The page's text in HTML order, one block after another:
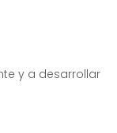
y a desarrollar